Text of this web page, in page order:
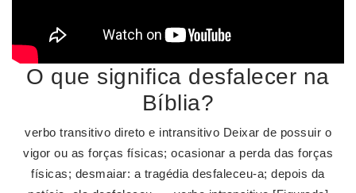
O que significa desfalecer na
Bíblia?
verbo transitivo direto e intransitivo Deixar de possuir o
vigor ou as forças físicas; ocasionar a perda das forças
físicas; desmaiar: a tragédia desfaleceu-a; depois da